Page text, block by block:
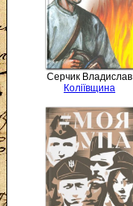
Серчик Владислав
Коліївщина